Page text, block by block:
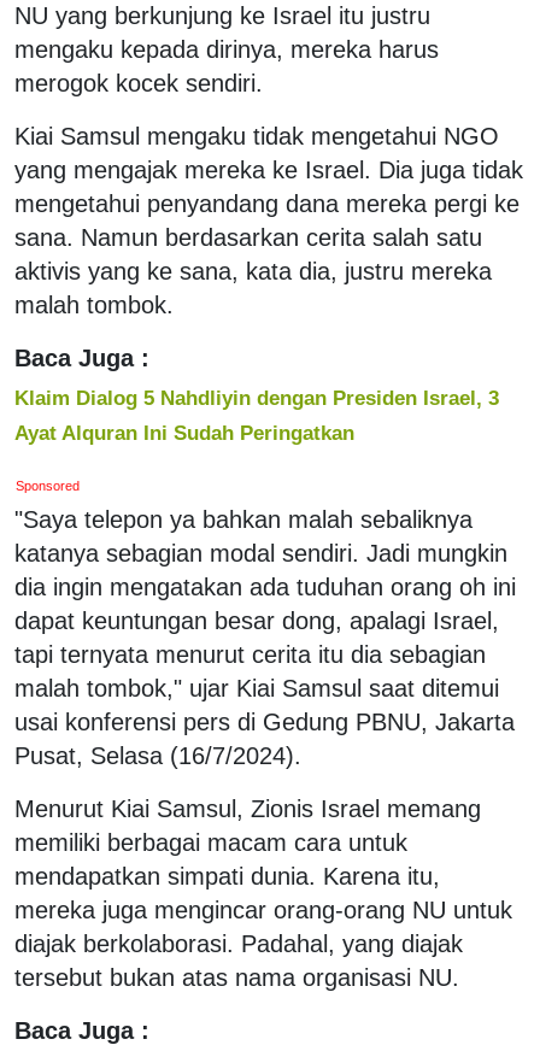
NU yang berkunjung ke Israel itu justru
mengaku kepada dirinya, mereka harus
merogok kocek sendiri.
Kiai Samsul mengaku tidak mengetahui NGO
yang mengajak mereka ke Israel. Dia juga tidak
mengetahui penyandang dana mereka pergi ke
sana. Namun berdasarkan cerita salah satu
aktivis yang ke sana, kata dia, justru mereka
malah tombok.
Baca Juga :
Klaim Dialog 5 Nahdliyin dengan Presiden Israel, 3
Ayat Alquran Ini Sudah Peringatkan
Sponsored
"Saya telepon ya bahkan malah sebaliknya
katanya sebagian modal sendiri. Jadi mungkin
dia ingin mengatakan ada tuduhan orang oh ini
dapat keuntungan besar dong, apalagi Israel,
tapi ternyata menurut cerita itu dia sebagian
malah tombok," ujar Kiai Samsul saat ditemui
usai konferensi pers di Gedung PBNU, Jakarta
Pusat, Selasa (16/7/2024).
Menurut Kiai Samsul, Zionis Israel memang
memiliki berbagai macam cara untuk
mendapatkan simpati dunia. Karena itu,
mereka juga mengincar orang-orang NU untuk
diajak berkolaborasi. Padahal, yang diajak
tersebut bukan atas nama organisasi NU.
Baca Juga :